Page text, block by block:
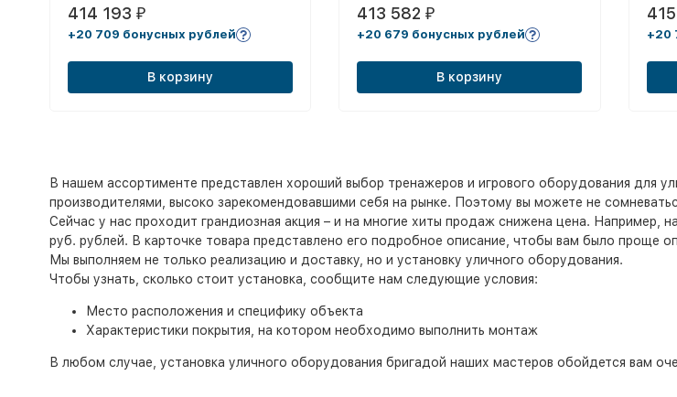
414 193 ₽
+20 709 бонусных рублей
В корзину
413 582₽
+20 679 бонусных рублей
В корзину
+20
В нашем ассортименте представлен хороший выбор тренажеров и игрового оборудования для
производителями, высоко зарекомендовавшими себя на рынке. Поэтому вы можете не
Сейчас у нас проходит грандиозная акция – и на многие хиты продаж снижена цена. Например,
руб. рублей. В карточке товара представлено его подробное описание, чтобы вам было проще
Мы выполняем не только реализацию и доставку, но и установку уличного оборудования.
Чтобы узнать, сколько стоит установка, сообщите нам следующие условия:
Место расположения и специфику объекта
Характеристики покрытия, на котором необходимо выполнить монтаж
В любом случае, установка уличного оборудования бригадой наших мастеров обойдется вам